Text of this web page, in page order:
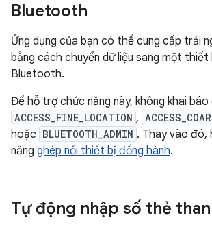
Bluetooth
Ứng dụng của bạn có thể cung cấp trải
bằng cách chuyển dữ liệu sang một thiết
Bluetooth.
Để hỗ trợ chức năng này, không khai báo
ACCESS_FINE_LOCATION ,
hoặc BLUETOOTH_ADMIN . Thay vào đó,
năng ghép nối thiết bị đồng hành.
Tự động nhập số thẻ